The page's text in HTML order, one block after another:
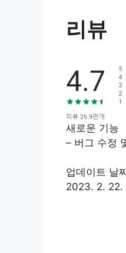
리뷰
새로운 기능
– 버그 수정
업데이트 날
2023. 2. 22.